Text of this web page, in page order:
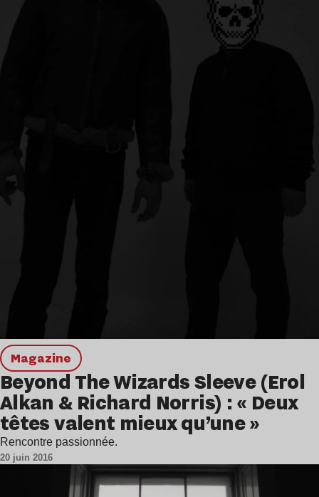
magazine
Beyond The Wizards Sleeve (Erol
Alkan & Richard Norris) : « Deux
têtes valent mieux qu’une »
Rencontre passionnée.
20 juin 2016